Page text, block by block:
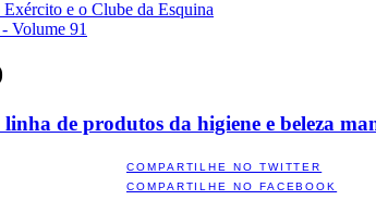
e o Clube da Esquina
Volume 91
de produtos da higiene e beleza
COMPARTILHE NO TWITTER
COMPARTILHE NO FACEBOOK